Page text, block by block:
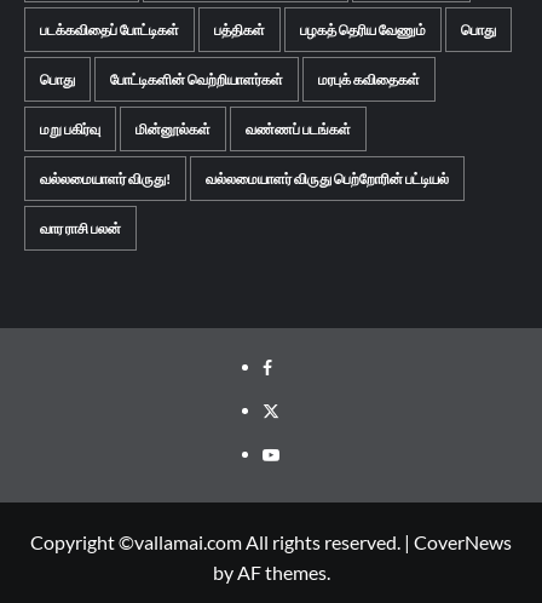
படக்கவிதைப் போட்டிகள் பத்திகள் பழகத் தெரிய வேணும் பொது
பொது போட்டிகளின் வெற்றியாளர்கள் மரபுக் கவிதைகள்
மறு பகிர்வு மின்னூல்கள் வண்ணப் படங்கள்
வல்லமையாளர் விருது! வல்லமையாளர் விருது பெற்றோரின் பட்டியல்
வார ராசி பலன்
Facebook
Twitter
Youtube
Copyright ©vallamai.com All rights reserved. | CoverNews
by AF themes.